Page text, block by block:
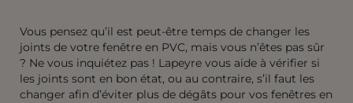
Vous pensez qu’il est peut-être temps de changer les
joints de votre fenêtre en PVC, mais vous n’êtes pas sûr
? Ne vous inquiétez pas ! Lapeyre vous aide à vérifier si
les joints sont en bon état, ou au contraire, s’il faut les
changer afin d’éviter plus de dégâts pour vos fenêtres en